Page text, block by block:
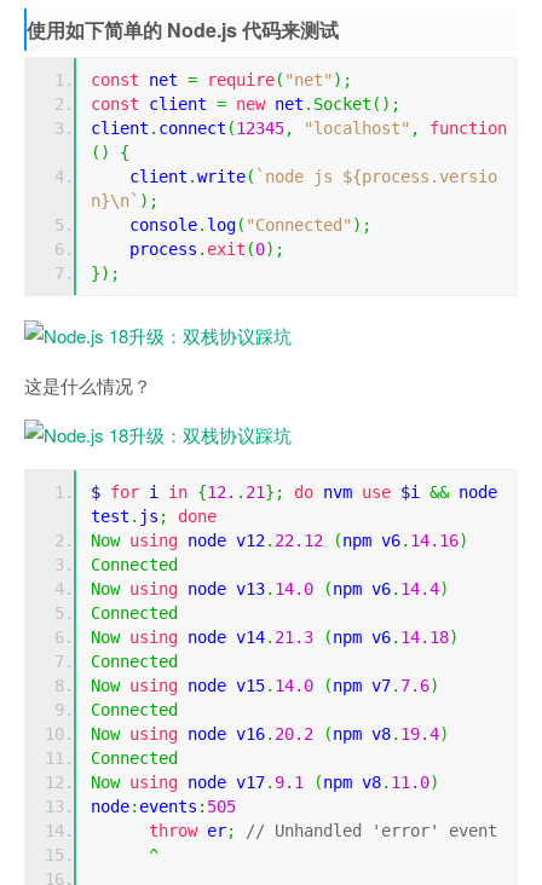
使用如下简单的 Node.js 代码来测试
const net = require( "net" );
const client = new net . Socket ();
client . connect (12345, "localhost" ,
function
()
{
    client
.write( `node js ${process.versio
n}\n` );
    console
. log( "Connected" );
    process
. exit (0);
});
这是什么情况？
$ for i in {12. . 21}; do nvm use $i && node
test . js ;
done
Now using node v12. 22.12 (npm v6. 14.16)
Connected
Now using node v13. 14.0 (npm v6. 14.4)
Connected
Now using node v14. 21.3 (npm v6. 14.18)
Connected
Now using node v15. 14.0 (npm v7. 7.6)
Connected
Now using node v16. 20.2 (npm v8. 19.4)
Connected
Now using node v17. 9.1 (npm v8. 11.0)
node: events : 505
throw er;
// Unhandled 'error' event
^